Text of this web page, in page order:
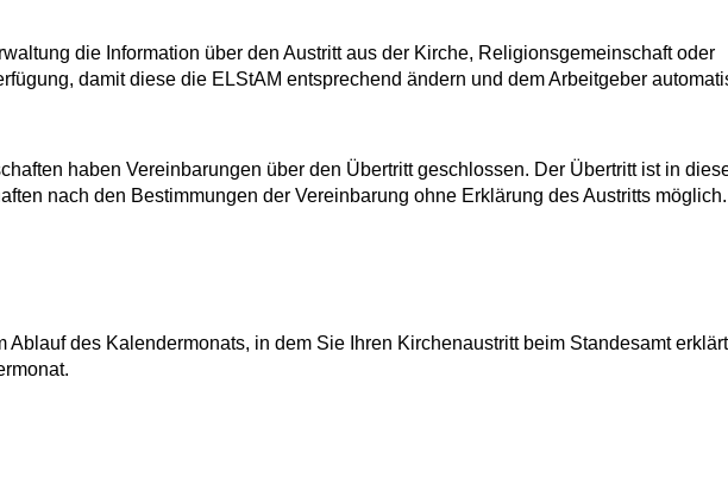
die Information über den Austritt aus der Kirche, Religionsgemeinschaft oder
damit diese die ELStAM entsprechend ändern und dem Arbeitgeber
haben Vereinbarungen über den Übertritt geschlossen. Der Übertritt ist in
nach den Bestimmungen der Vereinbarung ohne Erklärung des Austritts möglich.
Ablauf des Kalendermonats, in dem Sie Ihren Kirchenaustritt beim Standesamt